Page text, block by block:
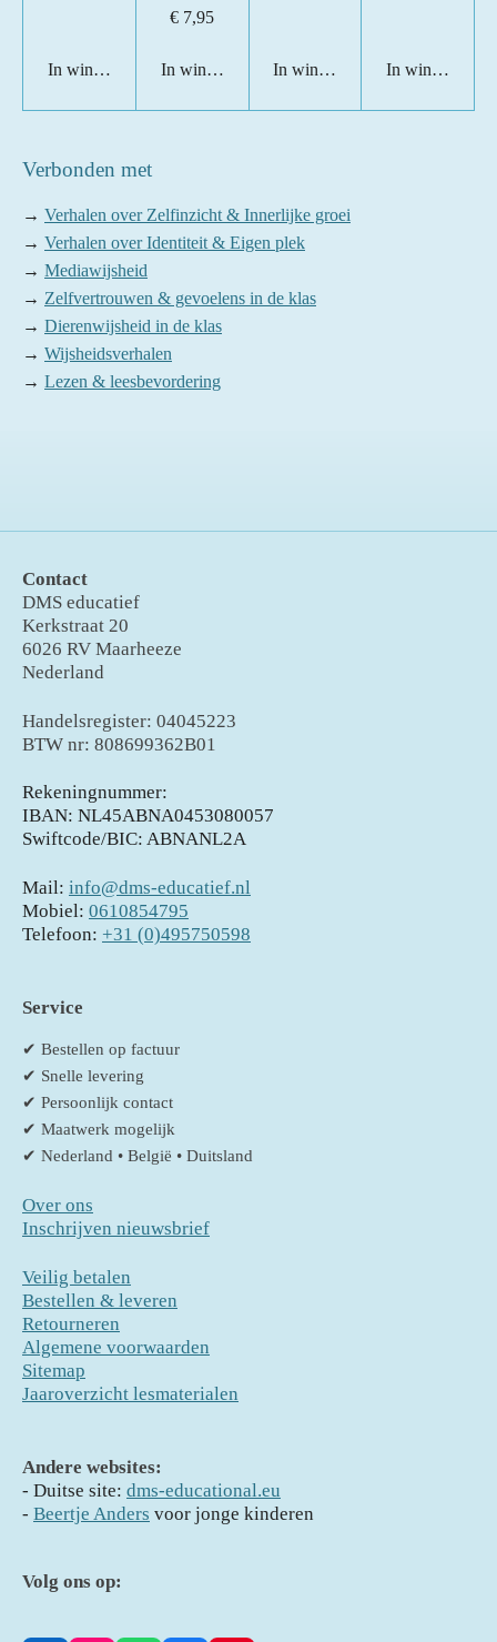
In winkelwagen
€ 7,95
In winkelwagenIn winkelwagenIn
Verbonden met
→ Verhalen over Zelfinzicht & Innerlijke groei
→ Verhalen over Identiteit & Eigen plek
→ Mediawijsheid
→ Zelfvertrouwen & gevoelens in de klas
→ Dierenwijsheid in de klas
→ Wijsheidsverhalen
→ Lezen & leesbevordering
Contact
DMS educatief
Kerkstraat 20
6026 RV Maarheeze
Nederland
Handelsregister: 04045223
BTW nr: 808699362B01
Rekeningnummer:
IBAN: NL45ABNA0453080057
Swiftcode/BIC: ABNANL2A
Mail: info@dms-educatief.nl
Mobiel: 0610854795
Telefoon: +31 (0)495750598
Service
✔ Bestellen op factuur
✔ Snelle levering
✔ Persoonlijk contact
✔ Maatwerk mogelijk
✔ Nederland • België • Duitsland
Over ons
Inschrijven nieuwsbrief
Veilig betalen
Bestellen & leveren
Retourneren
Algemene voorwaarden
Sitemap
Jaaroverzicht lesmaterialen
Andere websites:
- Duitse site: dms-educational.eu
- Beertje Anders voor jonge kinderen
Volg ons op: